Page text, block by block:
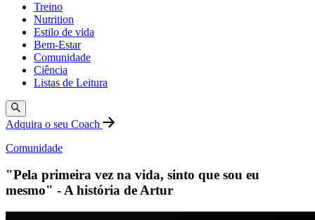
Treino
Nutrition
Estilo de vida
Bem-Estar
Comunidade
Ciência
Listas de Leitura
Adquira o seu Coach
Comunidade
"Pela primeira vez na vida, sinto que sou eu
mesmo" - A história de Artur